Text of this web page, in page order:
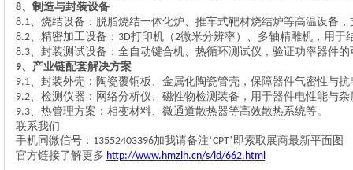
8、制造与封装设备
8.1、‌烧结设备‌：脱脂烧结一体化炉、推车式靶材烧结炉等高温设备，
8.2、‌精密加工设备‌： 3D打印机（2微米分辨率）、多轴精雕机，用于
8.3、‌封装测试设备‌：全自动键合机、热循环测试仪，验证功率器件的
9、产业链配套解决方案
9.1、‌封装外壳‌：陶瓷覆铜板、金属化陶瓷管壳，保障器件气密性与抗
9.2、‌检测仪器‌：网络分析仪、磁性物检测装备，用于器件电性能与杂
9.3、‌热管理方案‌：相变材料、微通道散热器等高效散热系统等。
联系我们
手机同微信号： 13552403396加我请备注‘CPT’即索取展商最新平面图
官方链接了解更多 http://www.hmzlh.cn/s/id/662.html